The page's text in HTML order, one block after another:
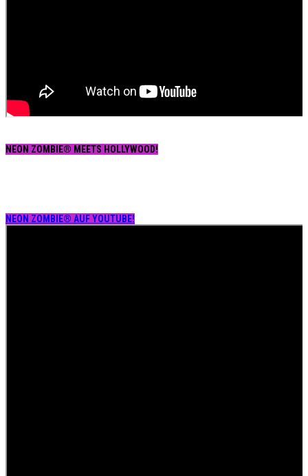
NEON ZOMBIE® MEETS HOLLYWOOD!
NEON ZOMBIE® AUF YOUTUBE!